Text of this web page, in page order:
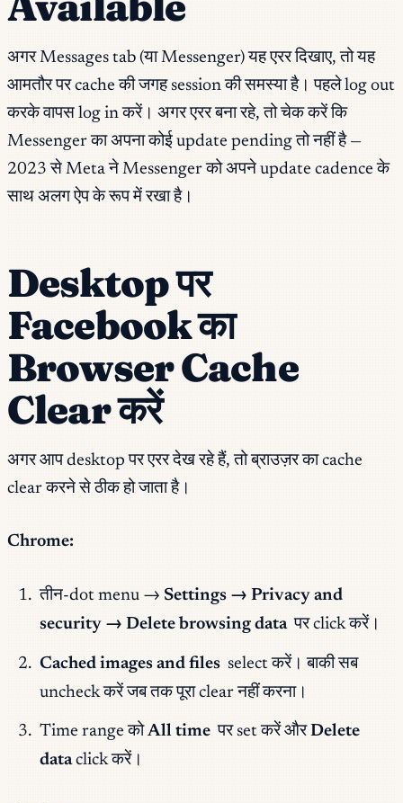
अगर Messages tab (या Messenger) यह एरर दिखाए, तो यह
आमतौर पर cache की जगह session की समस्या है। पहले log out
करके वापस log in करें। अगर एरर बना रहे, तो चेक करें कि
Messenger का अपना कोई update pending तो नहीं है —
2023 से Meta ने Messenger को अपने update cadence के
साथ अलग ऐप के रूप में रखा है।
Desktop पर
Facebook का
Browser Cache
Clear करें
अगर आप desktop पर एरर देख रहे हैं, तो ब्राउज़र का cache
clear करने से ठीक हो जाता है।
Chrome:
तीन-dot menu → Settings → Privacy and
security → Delete browsing data पर click करें।
Cached images and files select करें। बाकी सब
uncheck करें जब तक पूरा clear नहीं करना।
Time range कोAll time पर set करें औरDelete
dataclick करें।